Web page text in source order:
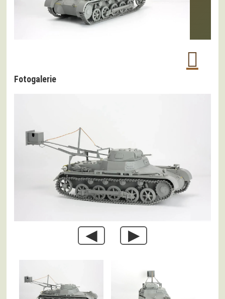
Fotogalerie
◀ ▶